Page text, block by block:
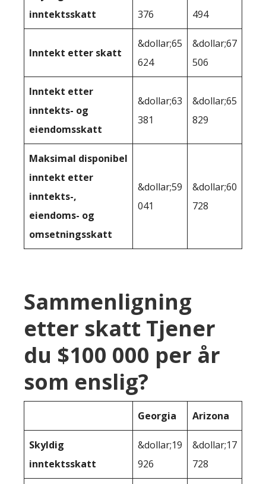
inntektsskatt
376
494
Inntekt etter skatt
&dollar;65
624
&dollar;67
506
Inntekt etter
inntekts- og
eiendomsskatt
&dollar;63
381
&dollar;65
829
Maksimal disponibel
inntekt etter
inntekts-,
eiendoms- og
omsetningsskatt
&dollar;59
041
&dollar;60
728
Sammenligning
etter skatt Tjener
du $100 000 per år
som enslig?
Georgia Arizona
Skyldig
inntektsskatt
&dollar;19
926
&dollar;17
728